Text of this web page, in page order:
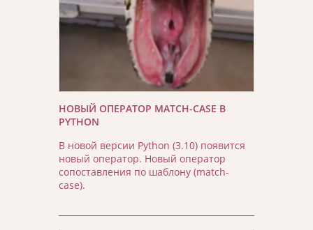
НОВЫЙ ОПЕРАТОР MATCH-CASE В
PYTHON
В новой версии Python (3.10) появится
новый оператор. Новый оператор
сопоставления по шаблону (match-
case).